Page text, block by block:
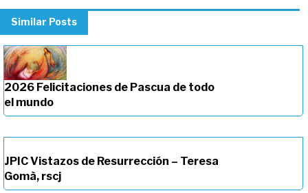
Similar Posts
2026 Felicitaciones de Pascua de todo
el mundo
JPIC Vistazos de Resurrección – Teresa
Gomà, rscj